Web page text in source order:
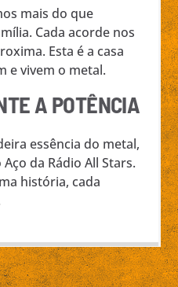
mais do que
Cada acorde nos
Esta é a casa
e vivem o metal.
A POTÊNCIA
essência do metal,
da Rádio All Stars.
história, cada